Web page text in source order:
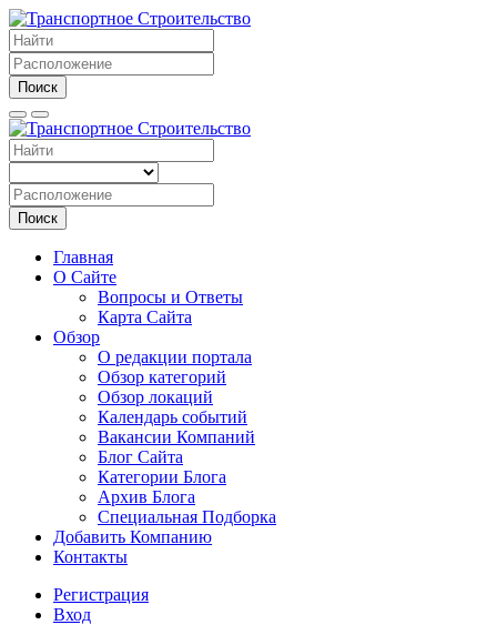
Поиск
Поиск
Главная
О Сайте
Вопросы и Ответы
Карта Сайта
Обзор
О редакции портала
Обзор категорий
Обзор локаций
Календарь событий
Вакансии Компаний
Блог Сайта
Категории Блога
Архив Блога
Специальная Подборка
Добавить Компанию
Контакты
Регистрация
Вход